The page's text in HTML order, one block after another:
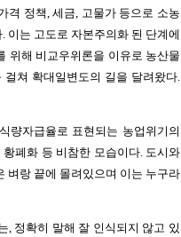
격 정책, 세금, 고물가 등으로 소농
이는 고도로 자본주의화 된 단계에
위해 비교우위론을 이유로 농산물
쳐 확대일변도의 길을 달려왔다.
량자급율로 표현되는 농업위기의
폐화 등 비참한 모습이다. 도시와
벼랑 끝에 몰려있으며 이는 누구라
, 정확히 말해 잘 인식되지 않고 있